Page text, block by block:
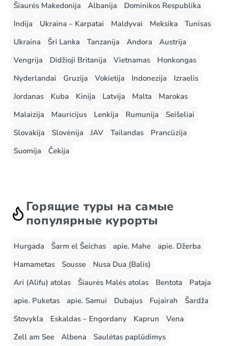
Šiaurės Makedonija
Albanija
Dominikos Respublika
Indija
Ukraina – Karpatai Maldyvai Meksika
Tunisas
Ukraina
Šri Lanka Tanzanija Andora
Austrija
Vengrija
Didžioji Britanija Vietnamas
Honkongas
Nyderlandai
Gruzija Vokietija Indonezija
Izraelis
Jordanas
Kuba Kinija Latvija Malta
Marokas
Malaizija
Mauricijus Lenkija Rumunija
Seišeliai
Slovakija
Slovėnija JAV Tailandas
Prancūzija
Suomija
Čekija
Горящие туры на самые
популярные курорты
Hurgada Šarm el Šeichas apie. Mahe
apie. Džerba
Hamametas
Sousse
Nusa Dua (Balis)
Ari (Alifu) atolas
Šiaurės Malės atolas Bentota
Pataja
apie. Puketas
apie. Samui Dubajus Fujairah
Šardža
Stovykla
Eskaldas – Engordany Kaprun
Vena
Zell am See
Albena
Saulėtas paplūdimys